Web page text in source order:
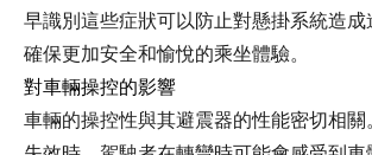
早識別這些症狀可以防止對懸掛系統造成
確保更加安全和愉悅的乘坐體驗。
對車輛操控的影響
車輛的操控性與其避震器的性能密切相